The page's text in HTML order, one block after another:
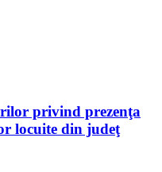
privind prezenţa
locuite din judeţ